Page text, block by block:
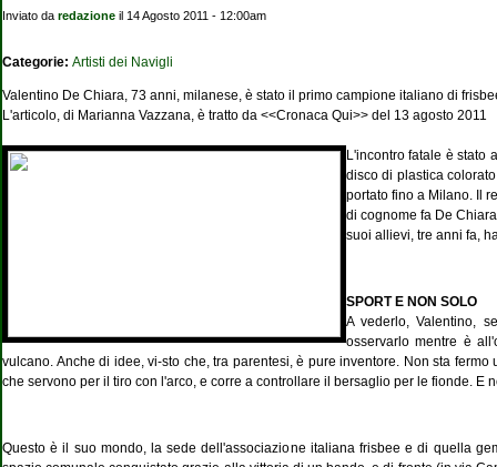
Inviato da redazione il 14 Agosto 2011 - 12:00am
Categorie: Artisti dei Navigli
Valentino De Chiara, 73 anni, milanese, è stato il primo campione italiano di
L'articolo, di Marianna Vazzana, è tratto da <<Cronaca Qui>> del 13 agosto 2011
L'incontro fatale è stato
disco di plastica
portato fino a Milano. Il
di cognome fa De
suoi allievi, tre anni fa,
SPORT E NON SOLO
A vederlo, Valentino,
osservarlo mentre è
vulcano. Anche di idee, vi-sto che, tra parentesi, è pure inventore. Non sta
che servono per il tiro con l'arco, e corre a controllare il bersaglio per le fionde.
Questo è il suo mondo, la sede dell'associazione italiana frisbee e di quella